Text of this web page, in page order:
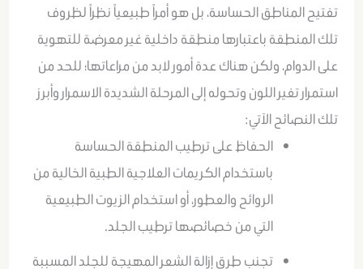
تفتيح المناطق الحساسة، بل هو أمراً طبيعياً نظراً لظروف
تلك المنطقة باعتبارها منطقة داخلية غير معرضة للتهوية
على الدوام، ولكن هناك عدة أمور لابد من مراعاتها؛ للحد من
استمرار تغير اللون وتحوله إلى المرحلة الشديدة الاسمرار وأبرز
تلك النصائح الآتي:
الحفاظ على ترطيب المنطقة الحساسة
باستخدام الكريمات العلاجية الطبية الخالية من
الروائح والعطور، أو استخدام الزيوت الطبيعية
التي من خصائصها ترطيب الجلد.
تجنب طرق إزالة الشعر المهيجة للجلد المسببة